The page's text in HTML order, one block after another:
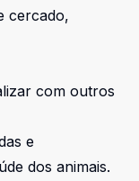
cercado,
com outros
e
dos animais.